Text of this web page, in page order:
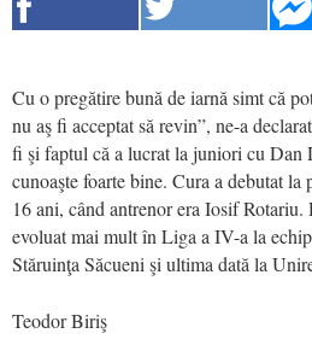
Cu o pregătire bună de iarnă simt că
nu aş fi acceptat să revin”, ne-a
fi şi faptul că a lucrat la juniori cu Dan
cunoaşte foarte bine. Cura a debutat
16 ani, când antrenor era Iosif
evoluat mai mult în Liga a IV-a la
Stăruinţa Săcueni şi ultima dată la
Teodor Biriş